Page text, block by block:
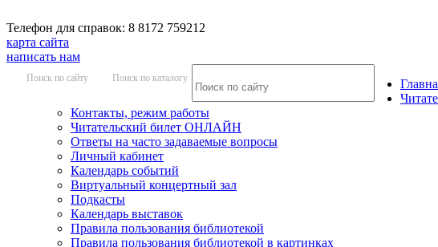
Телефон для справок: 8 8172 759212
карта сайта
написать нам
Поиск по сайту Поиск по каталогу
Контакты, режим работы
Читательский билет ОНЛАЙН
Ответы на часто задаваемые вопросы
Личный кабинет
Календарь событий
Виртуальный концертный зал
Подкасты
Календарь выставок
Правила пользования библиотекой
Правила пользования библиотекой в картинках